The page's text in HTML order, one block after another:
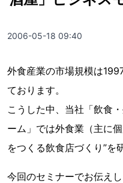
2006-05-18 09:40
外食産業の市場規模は
ております。
こうした中、当社「飲食
ーム」では外食業（主に
をつくる飲食店づくり”を
今回のセミナーでお伝え